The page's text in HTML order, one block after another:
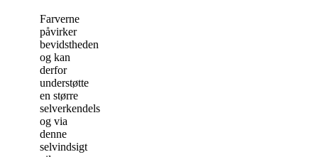
Farverne
påvirker
bevidstheden
og kan
derfor
understøtte
en større
selverkendelse,
og via
denne
selvindsigt